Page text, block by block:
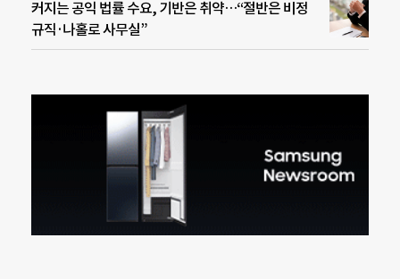
커지는 공익 법률 수요, 기반은 취약…“절반은 비정
규직·나홀로 사무실”